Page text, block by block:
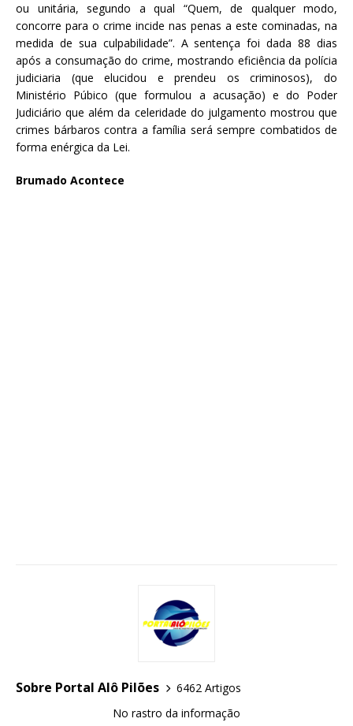
ou unitária, segundo a qual “Quem, de qualquer modo,
concorre para o crime incide nas penas a este cominadas, na
medida de sua culpabilidade”. A sentença foi dada 88 dias
após a consumação do crime, mostrando eficiência da polícia
judiciaria (que elucidou e prendeu os criminosos), do
Ministério Púbico (que formulou a acusação) e do Poder
Judiciário que além da celeridade do julgamento mostrou que
crimes bárbaros contra a família será sempre combatidos de
forma enérgica da Lei.
Brumado Acontece
Sobre Portal Alô Pilões
6462 Artigos
No rastro da informação